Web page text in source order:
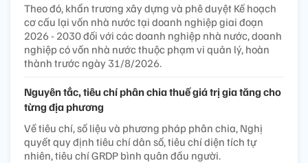
Theo đó, khẩn trương xây dựng và phê duyệt Kế hoạch
cơ cấu lại vốn nhà nước tại doanh nghiệp giai đoạn
2026 - 2030 đối với các doanh nghiệp nhà nước, doanh
nghiệp có vốn nhà nước thuộc phạm vi quản lý, hoàn
thành trước ngày 31/8/2026.
Nguyên tắc, tiêu chí phân chia thuế giá trị gia tăng cho
từng địa phương
Về tiêu chí, số liệu và phương pháp phân chia, Nghị
quyết quy định tiêu chí dân số, tiêu chí diện tích tự
nhiên, tiêu chí GRDP bình quân đầu người.